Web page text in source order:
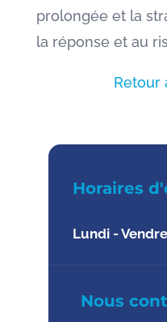
prolongée et la
la réponse et au
Retour
Horaires
Lundi -
Nous